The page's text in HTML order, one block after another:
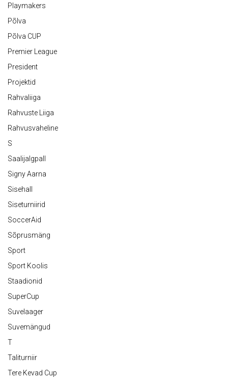
Playmakers
Põlva
Põlva CUP
Premier League
President
Projektid
Rahvaliiga
Rahvuste Liiga
Rahvusvaheline
S
Saalijalgpall
Signy Aarna
Sisehall
Siseturniirid
SoccerAid
Sõprusmäng
Sport
Sport Koolis
Staadionid
SuperCup
Suvelaager
Suvemängud
T
Taliturniir
Tere Kevad Cup